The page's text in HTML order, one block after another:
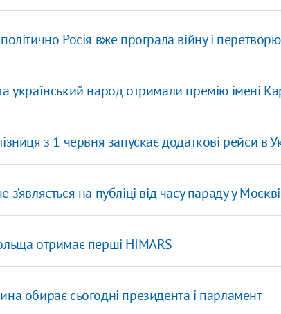
Росія вже програла війну і
український народ отримали премію імені
з 1 червня запускає додаткові рейси в
на публіці від часу параду у
отримає перші HIMARS
обирає сьогодні президента і парламент